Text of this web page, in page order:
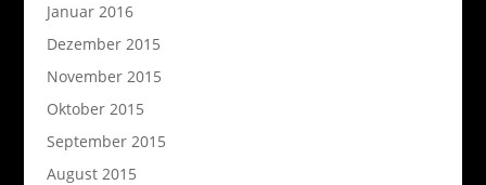
Januar 2016
Dezember 2015
November 2015
Oktober 2015
September 2015
August 2015